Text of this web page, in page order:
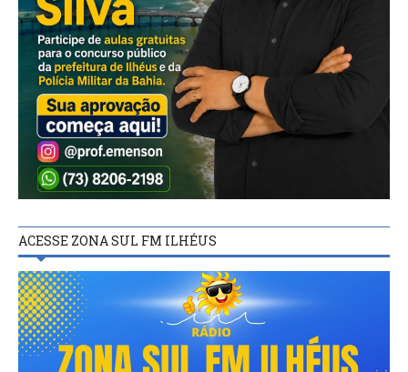
ACESSE ZONA SUL FM ILHÉUS